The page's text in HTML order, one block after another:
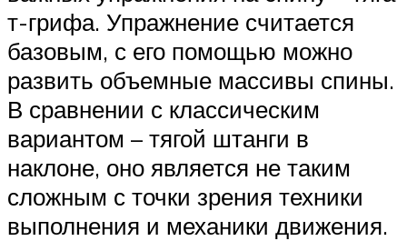
т-грифа. Упражнение считается
базовым, с его помощью можно
развить объемные массивы спины.
В сравнении с классическим
вариантом – тягой штанги в
наклоне, оно является не таким
сложным с точки зрения техники
выполнения и механики движения.